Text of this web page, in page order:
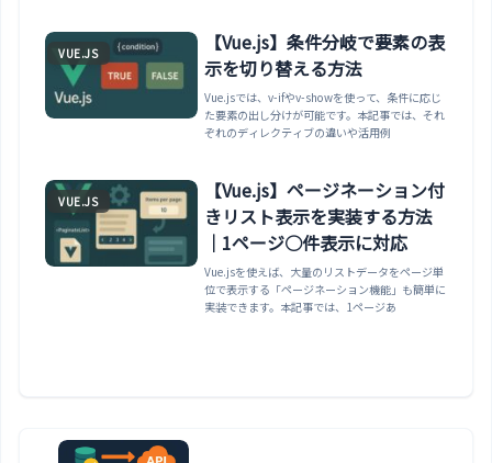
VUE.JS
【Vue.js】条件分岐で要素の表
示を切り替える方法
Vue.jsでは、v-ifやv-showを使って、条件に応じ
た要素の出し分けが可能です。本記事では、それ
ぞれのディレクティブの違いや活用例
VUE.JS
【Vue.js】ページネーション付
きリスト表示を実装する方法
｜1ページ○件表示に対応
Vue.jsを使えば、大量のリストデータをページ単
位で表示する「ページネーション機能」も簡単に
実装できます。本記事では、1ページあ